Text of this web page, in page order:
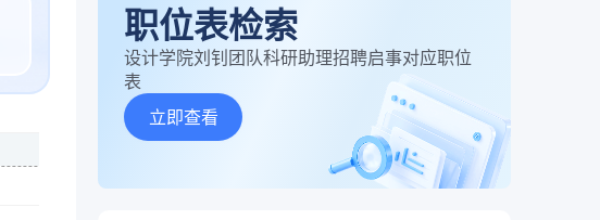
职位表检索
设计学院刘钊团队科研助理招聘启事对应职位
表
立即查看